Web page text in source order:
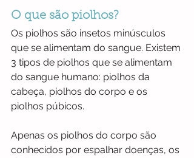
O que são piolhos?
Os piolhos são insetos minúsculos
que se alimentam do sangue. Existem
3 tipos de piolhos que se alimentam
do sangue humano: piolhos da
cabeça, piolhos do corpo e os
piolhos púbicos.
Apenas os piolhos do corpo são
conhecidos por espalhar doenças, os